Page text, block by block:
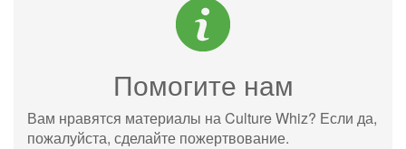
Помогите нам
Вам нравятся материалы на Culture Whiz? Если да,
пожалуйста, сделайте пожертвование.